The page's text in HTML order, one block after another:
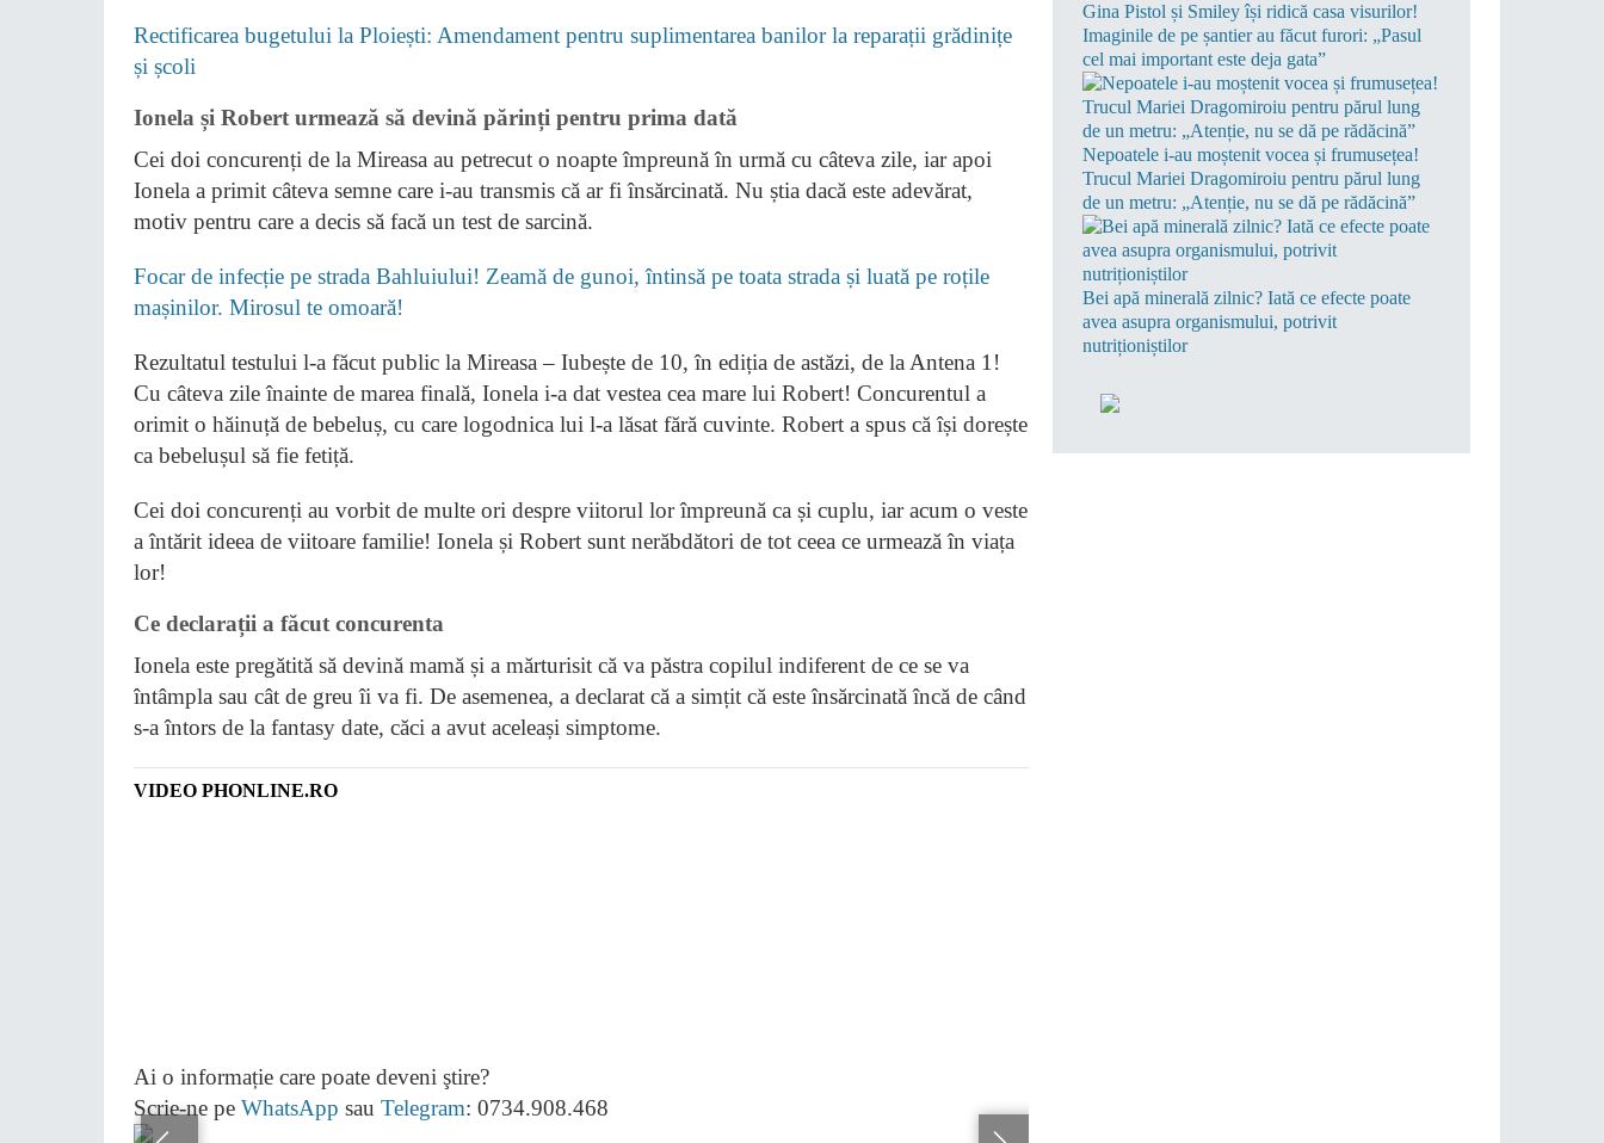
Rectificarea bugetului la Ploiești: Amendament pentru suplimentarea banilor la reparații grădinițe
și școli
Ionela și Robert urmează să devină părinți pentru prima dată
Cei doi concurenți de la Mireasa au petrecut o noapte împreună în urmă cu câteva zile, iar apoi
Ionela a primit câteva semne care i-au transmis că ar fi însărcinată. Nu știa dacă este adevărat,
motiv pentru care a decis să facă un test de sarcină.
Focar de infecție pe strada Bahluiului! Zeamă de gunoi, întinsă pe toata strada și luată pe roțile
mașinilor. Mirosul te omoară!
Rezultatul testului l-a făcut public la Mireasa – Iubește de 10, în ediția de astăzi, de la Antena 1!
Cu câteva zile înainte de marea finală, Ionela i-a dat vestea cea mare lui Robert! Concurentul a
orimit o hăinuță de bebeluș, cu care logodnica lui l-a lăsat fără cuvinte. Robert a spus că își dorește
ca bebelușul să fie fetiță.
Cei doi concurenți au vorbit de multe ori despre viitorul lor împreună ca și cuplu, iar acum o veste
a întărit ideea de viitoare familie! Ionela și Robert sunt nerăbdători de tot ceea ce urmează în viața
lor!
Ce declarații a făcut concurenta
Ionela este pregătită să devină mamă și a mărturisit că va păstra copilul indiferent de ce se va
întâmpla sau cât de greu îi va fi. De asemenea, a declarat că a simțit că este însărcinată încă de când
s-a întors de la fantasy date, căci a avut aceleași simptome.
VIDEO PHONLINE.RO
Ai o informație care poate deveni ştire?
Scrie-ne pe WhatsApp sau Telegram: 0734.908.468
Gina Pistol și Smiley își ridică casa visurilor!
Imaginile de pe șantier au făcut furori: „Pasul
cel mai important este deja gata”
Nepoatele i-au moștenit vocea și frumusețea!
Trucul Mariei Dragomiroiu pentru părul lung
de un metru: „Atenție, nu se dă pe rădăcină”
Bei apă minerală zilnic? Iată ce efecte poate
avea asupra organismului, potrivit
nutriționiștilor